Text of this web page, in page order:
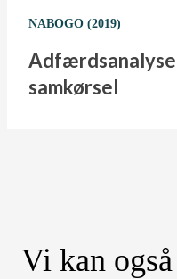
NABOGO (2019)
samkørsel
Vi kan